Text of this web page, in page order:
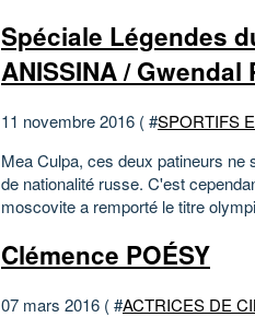
Spéciale Légendes
ANISSINA / Gwendal
11 novembre 2016 ( #SPORTIFS
Mea Culpa, ces deux patineurs
de nationalité russe. C'est
moscovite a remporté le titre
Clémence POÉSY
07 mars 2016 ( #ACTRICES DE